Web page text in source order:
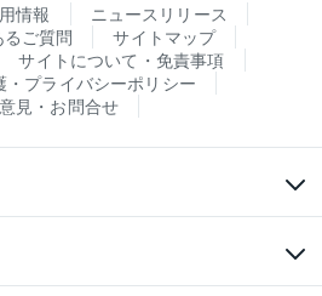
情報
ニュースリリース
ご質問
サイトマップ
サイトについて・免責事項
・プライバシーポリシー
見・お問合せ